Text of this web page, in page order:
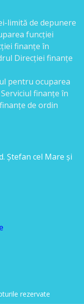
limită de depunere
funcției
finanțe în
Direcției finanțe
pentru ocuparea
finanțe în
de ordin
Ştefan cel Mare şi
rezervate